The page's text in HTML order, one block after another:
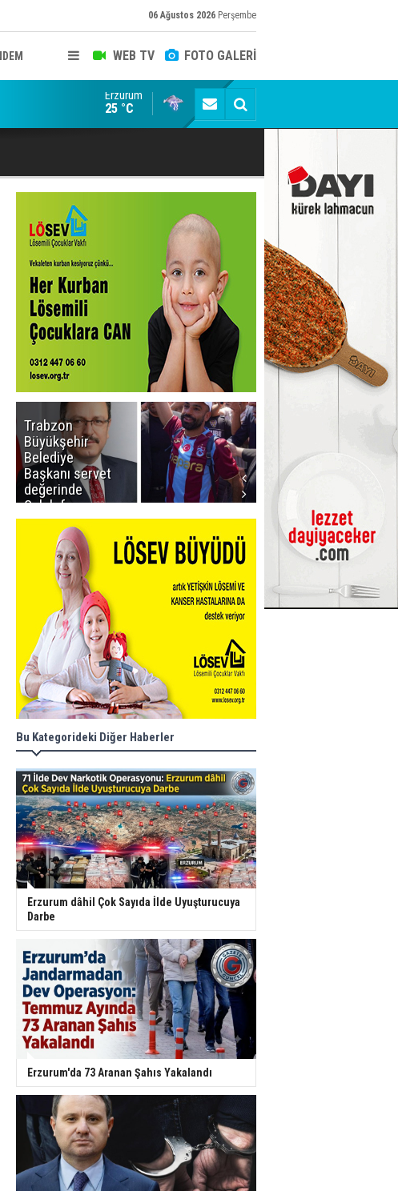
06 Ağustos 2026 Perşembe
WEB TV FOTO GALERİ
Oltu Çayı’nda Acı Olay: Serinlemek İsteyen 12
Erzurum
25 °C
Trabzon
Büyükşehir
Belediye
Başkanı servet
değerinde
Salah forması
aldı
Erzurum'da
Bu Kategorideki Diğer Haberler
Erzurum dâhil Çok Sayıda İlde Uyuşturucuya
Darbe
Erzurum'da 73 Aranan Şahıs Yakalandı